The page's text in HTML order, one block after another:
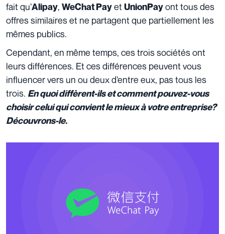
fait qu’Alipay, WeChat Payet UnionPayont tous des
offres similaires et ne partagent que partiellement les
mêmes publics.
Cependant, en même temps, ces trois sociétés ont
leurs différences. Et ces différences peuvent vous
influencer vers un ou deux d’entre eux, pas tous les
trois. En quoi diffèrent-ils et comment pouvez-vous
choisir celui qui convient le mieux à votre entreprise?
Découvrons-le.